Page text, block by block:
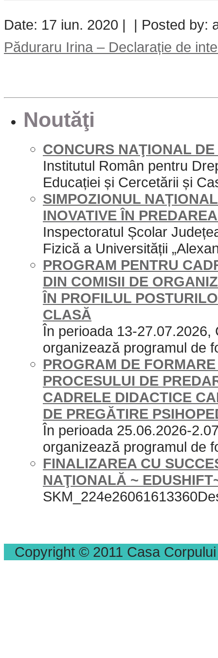
Date: 17 iun. 2020 | | Posted by:
Păduraru Irina – Declarație de
Noutăţi
CONCURS NAŢIONAL
Institutul Român pentru
Educației și Cercetării și
SIMPOZIONUL
INOVATIVE ÎN
Inspectoratul Școlar
Fizică a Universității
PROGRAM PENTRU
DIN COMISII DE
ÎN PROFILUL
CLASĂ
În perioada 13-
organizează programul de
PROGRAM DE
PROCESULUI DE
CADRELE DIDACTICE
DE PREGĂTIRE
În perioada 25.06.2026-
organizează programul de
FINALIZAREA CU
NAŢIONALĂ ~
Copyright © 2011 Casa